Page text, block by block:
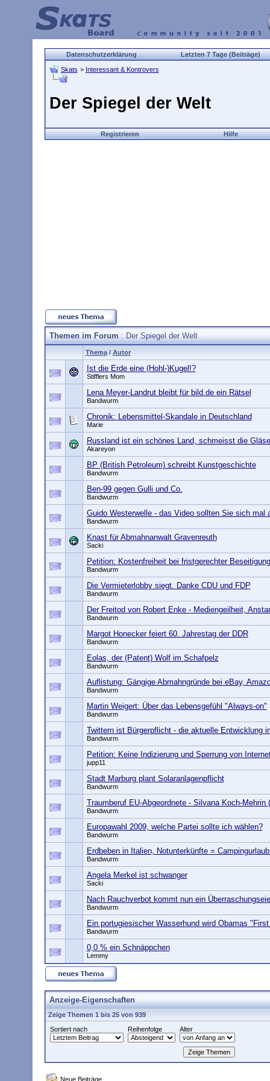
Datenschutzerklärung Letzten 7 Tage (Beiträge)
Skats > Interessant & Kontrovers
Der Spiegel der Welt
Registrieren Hilfe
Themen im Forum: Der Spiegel der Welt
Thema/ Autor
Ist die Erde eine (Hohl-)Kugel!?
Stifflers Mom
Lena Meyer-Landrut bleibt für bild.de ein Rätsel
Bandwurm
Chronik: Lebensmittel-Skandale in Deutschland
Marie
Russland ist ein schönes Land, schmeisst die
Akareyon
BP (British Petroleum) schreibt Kunstgeschichte
Bandwurm
Ben-99 gegen Gulli und Co.
Bandwurm
Guido Westerwelle - das Video sollten Sie sich mal
Bandwurm
Knast für Abmahnanwalt Gravenreuth
Sacki
Petition: Kostenfreiheit bei fristgerechter
Bandwurm
Die Vermieterlobby siegt. Danke CDU und FDP
Bandwurm
Der Freitod von Robert Enke - Mediengeilheit,
Bandwurm
Margot Honecker feiert 60. Jahrestag der DDR
Bandwurm
Eolas, der (Patent) Wolf im Schafpelz
Bandwurm
Auflistung: Gängige Abmahngründe bei eBay,
Bandwurm
Martin Weigert: Über das Lebensgefühl "Always-on"
Bandwurm
Twittern ist Bürgerpflicht - die aktuelle Entwicklung
Bandwurm
Petition: Keine Indizierung und Sperrung von
jupp11
Stadt Marburg plant Solaranlagenpflicht
Bandwurm
Traumberuf EU-Abgeordnete - Silvana Koch-Mehrin
Bandwurm
Europawahl 2009, welche Partei sollte ich wählen?
Bandwurm
Erdbeben in Italien, Notunterkünfte =
Bandwurm
Angela Merkel ist schwanger
Sacki
Nach Rauchverbot kommt nun ein
Bandwurm
Ein portugiesischer Wasserhund wird Obamas
Bandwurm
0,0 % ein Schnäppchen
Lemmy
Anzeige-Eigenschaften
Zeige Themen 1 bis 25 von 939
Sortiert nach
Reihenfolge Alter
Neue Beiträge